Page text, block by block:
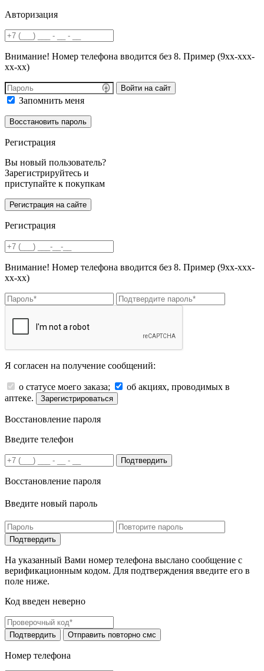
Авторизация
Внимание! Номер телефона вводится без 8. Пример (9хх-ххх-
хх-хх)
Войти на сайт
Запомнить меня
Регистрация
Вы новый пользователь?
Зарегистрируйтесь и
приступайте к покупкам
Регистрация
Внимание! Номер телефона вводится без 8. Пример (9хх-ххх-
хх-хх)
Я согласен на получение сообщений:
о статусе моего заказа;
об акциях, проводимых в
аптеке.
Зарегистрироваться
Восстановление пароля
Введите телефон
Подтвердить
Восстановление пароля
Введите новый пароль
На указанный Вами номер телефона выслано сообщение с
верификационным кодом. Для подтверждения введите его в
поле ниже.
Код введен неверно
Номер телефона